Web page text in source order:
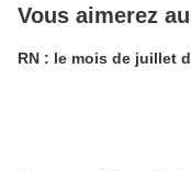
Vous aimerez
RN : le mois de juillet